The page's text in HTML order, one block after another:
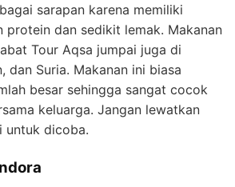
sarapan karena memiliki
protein dan sedikit lemak. Makanan
Tour Aqsa jumpai juga di
dan Suria. Makanan ini biasa
besar sehingga sangat cocok
keluarga. Jangan lewatkan
untuk dicoba.